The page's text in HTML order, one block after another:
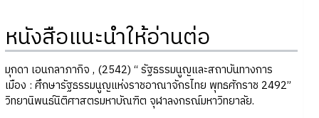
หนังสือแนะนำให้อ่านต่อ
มุกดา เอนกลาภากิจ , (2542) “ รัฐธรรมนูญและสถาบันทางการ
เมือง : ศึกษารัฐธรรมนูญแห่งราชอาณาจักรไทย พุทธศักราช 2492”
วิทยานิพนธ์นิติศาสตรมหาบัณฑิต จุฬาลงกรณ์มหาวิทยาลัย.